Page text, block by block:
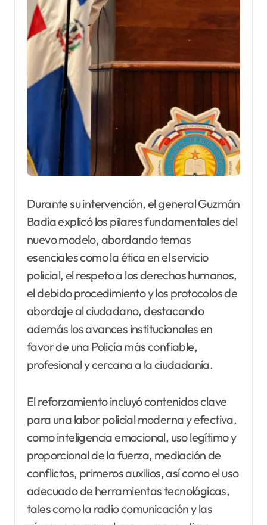
Durante su intervención, el general Guzmán
Badía explicó los pilares fundamentales del
nuevo modelo, abordando temas
esenciales como la ética en el servicio
policial, el respeto a los derechos humanos,
el debido procedimiento y los protocolos de
abordaje al ciudadano, destacando
además los avances institucionales en
favor de una Policía más confiable,
profesional y cercana a la ciudadanía.
El reforzamiento incluyó contenidos clave
para una labor policial moderna y efectiva,
como inteligencia emocional, uso legítimo y
proporcional de la fuerza, mediación de
conflictos, primeros auxilios, así como el uso
adecuado de herramientas tecnológicas,
tales como la radio comunicación y las